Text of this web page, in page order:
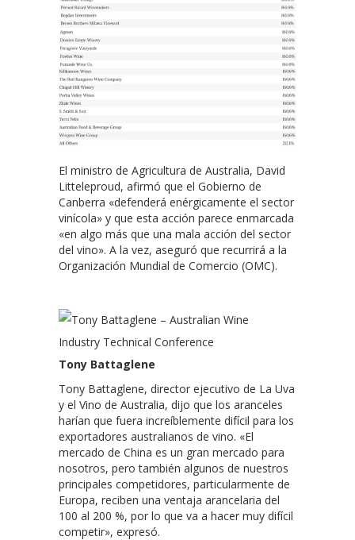
El ministro de Agricultura de Australia, David
Litteleproud, afirmó que el Gobierno de
Canberra «defenderá enérgicamente el sector
vinícola» y que esta acción parece enmarcada
«en algo más que una mala acción del sector
del vino». A la vez, aseguró que recurrirá a la
Organización Mundial de Comercio (OMC).
Tony Battaglene
Tony Battaglene, director ejecutivo de La Uva
y el Vino de Australia, dijo que los aranceles
harían que fuera increíblemente difícil para los
exportadores australianos de vino. «El
mercado de China es un gran mercado para
nosotros, pero también algunos de nuestros
principales competidores, particularmente de
Europa, reciben una ventaja arancelaria del
100 al 200 %, por lo que va a hacer muy difícil
competir», expresó.